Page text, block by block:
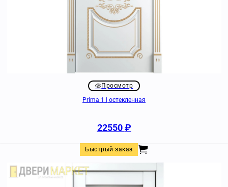
Просмотр
Prima 1 | остекленная
22550₽
Быстрый заказ